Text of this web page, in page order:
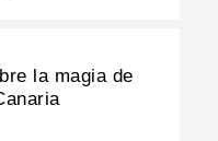
la magia de